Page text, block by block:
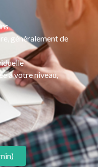
généralement de
à votre niveau,